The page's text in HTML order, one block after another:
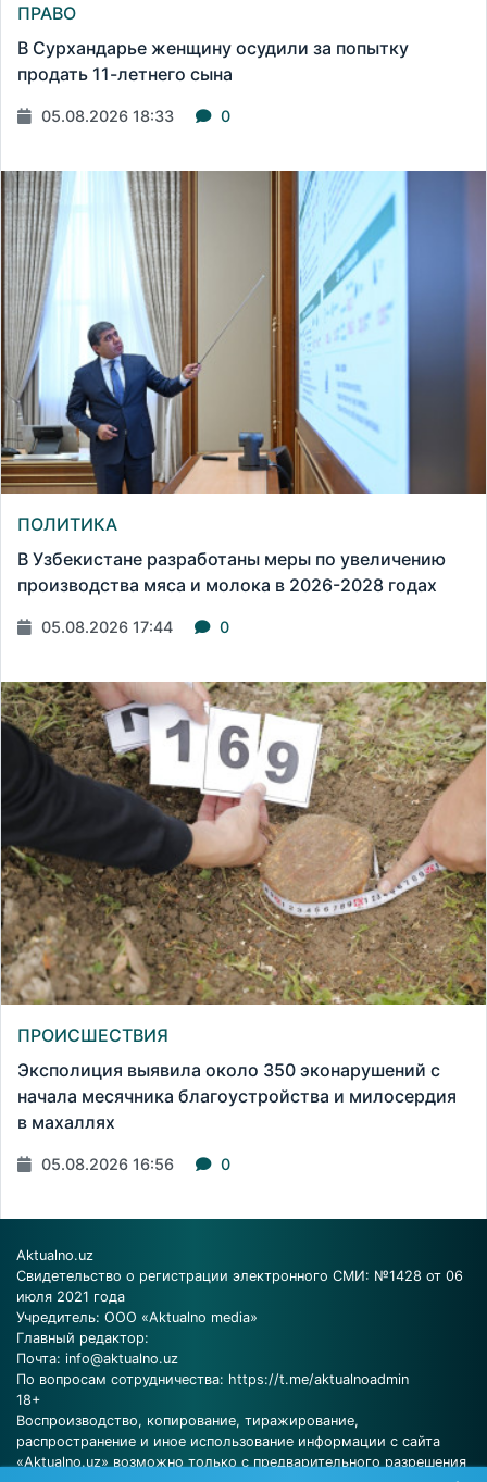
ПРАВО
В Сурхандарье женщину осудили за попытку
продать 11-летнего сына
05.08.2026 18:33 0
ПОЛИТИКА
В Узбекистане разработаны меры по увеличению
производства мяса и молока в 2026-2028 годах
05.08.2026 17:44 0
ПРОИСШЕСТВИЯ
Эксполиция выявила около 350 эконарушений с
начала месячника благоустройства и милосердия
в махаллях
05.08.2026 16:56 0
Aktualno.uz
Свидетельство о регистрации электронного СМИ: №1428 от 06
июля 2021 года
Учредитель: ООО «Aktualno media»
Главный редактор:
Почта: info@aktualno.uz
По вопросам сотрудничества: https://t.me/aktualnoadmin
18+
Воспроизводство, копирование, тиражирование,
распространение и иное использование информации с сайта
«Aktualno.uz» возможно только с предварительного разрешения